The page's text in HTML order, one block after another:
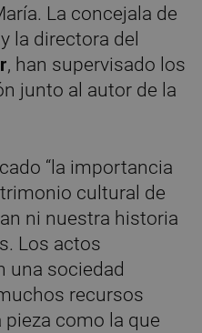
La concejala de
la directora del
, han supervisado los
junto al autor de la
“la importancia
cultural de
ni nuestra historia
Los actos
una sociedad
recursos
como la que